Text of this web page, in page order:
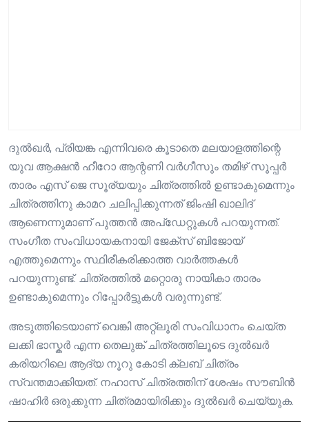
ദുൽഖർ, പ്രിയങ്ക എന്നിവരെ കൂടാതെ മലയാളത്തിന്റെ
യുവ ആക്ഷൻ ഹീറോ ആന്റണി വർഗീസും തമിഴ് സൂപ്പർ
താരം എസ് ജെ സൂര്യയും ചിത്രത്തിൽ ഉണ്ടാകുമെന്നും
ചിത്രത്തിനു കാമറ ചലിപ്പിക്കുന്നത് ജിംഷി ഖാലിദ്
ആണെന്നുമാണ് പുത്തൻ അപ്‌ഡേറ്റുകൾ പറയുന്നത്.
സംഗീത സംവിധായകനായി ജേക്സ് ബിജോയ്
എത്തുമെന്നും സ്ഥിരീകരിക്കാത്ത വാർത്തകൾ
പറയുന്നുണ്ട്. ചിത്രത്തിൽ മറ്റൊരു നായികാ താരം
ഉണ്ടാകുമെന്നും റിപ്പോർട്ടുകൾ വരുന്നുണ്ട്.
അടുത്തിടെയാണ് വെങ്കി അറ്റ്ലൂരി സംവിധാനം ചെയ്ത
ലക്കി ഭാസ്കർ എന്ന തെലുങ്ക് ചിത്രത്തിലൂടെ ദുൽഖർ
കരിയറിലെ ആദ്യ നൂറു കോടി ക്ലബ് ചിത്രം
സ്വന്തമാക്കിയത്. നഹാസ് ചിത്രത്തിന് ശേഷം സൗബിൻ
ഷാഹിർ ഒരുക്കുന്ന ചിത്രമായിരിക്കും ദുൽഖർ ചെയ്യുക.